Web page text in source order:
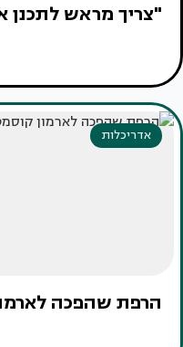
"צריך מראש לתכנן
אדריכלות
הרפת שהפכה